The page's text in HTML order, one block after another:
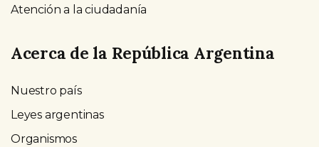
Atención a la ciudadanía
Acerca de la República Argentina
Nuestro país
Leyes argentinas
Organismos